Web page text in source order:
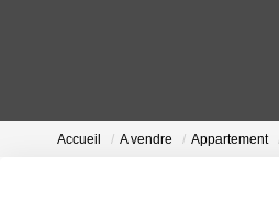
Accueil A vendre Appartement